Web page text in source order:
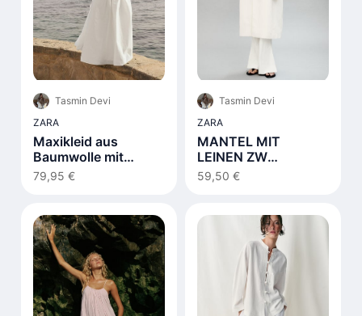
Tasmin Devi
ZARA
Maxikleid aus
Baumwolle mit
Schnürdetail Weiß
79,95 €
Tasmin Devi
ZARA
MANTEL MIT
LEINEN ZW
COLLECTION
59,50 €